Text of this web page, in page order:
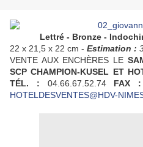
Lettré - Bronze -
22 x 21,5 x 22 cm - Estimation :
VENTE AUX ENCHÈRES LE
SCP CHAMPION-KUSEL ET
TÉL. : 04.66.67.52.74 FAX
HOTELDESVENTES@HDV-